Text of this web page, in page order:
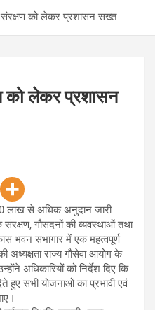
संरक्षण को लेकर प्रशासन सख्त
को लेकर प्रशासन
लाख से अधिक अनुदान जारी
गौसदनों की व्यवस्थाओं तथा
भवन सभागार में एक महत्वपूर्ण
अध्यक्षता राज्य गौसेवा आयोग के
अधिकारियों को निर्देश दिए कि
हुए सभी योजनाओं का प्रभावी एवं